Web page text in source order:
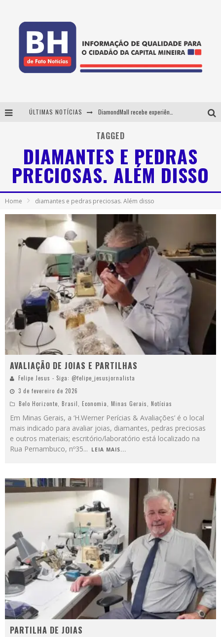
ÚLTIMAS NOTÍCIAS
29ª edição do Festival Cultura e Gastronomia de Tiradentes ocupa a cidade entre 21 e 30 de agosto, com o tema Minas Lusitânia
De BH para o mundo: conheça a stylist mineira por trás de turnês e campanhas globais
TAGGED
DIAMANTES E PEDRAS
PRECIOSAS. ALÉM DISSO
Home diamantes e pedras preciosas. Além disso
AVALIAÇÃO DE JOIAS E PARTILHAS
Felipe Jesus - Siga: @felipe_jesusjornalista
3 de fevereiro de 2026
Belo Horizonte, Brasil, Economia, Minas Gerais, Notícias
Em Minas Gerais, a ‘H.Werner Perícias & Avaliações’ é o local
mais indicado para avaliar joias, diamantes, pedras preciosas
e outros materiais; escritório/laboratório está localizado na
Rua Pernambuco, nº35... LEIA MAIS...
PARTILHA DE JOIAS